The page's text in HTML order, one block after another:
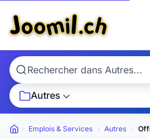
Autres
Petites annonces
Emplois & Services Autres